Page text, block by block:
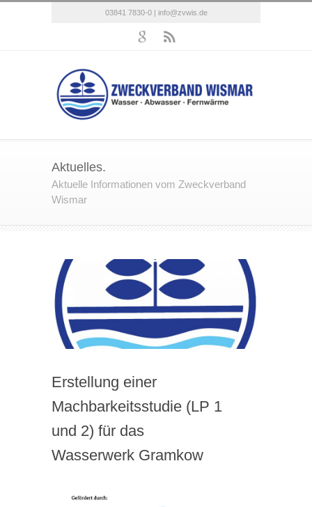
03841 7830-0 | info@zvwis.de
Aktuelles.
Aktuelle Informationen vom Zweckverband
Wismar
Erstellung einer
Machbarkeitsstudie (LP 1
und 2) für das
Wasserwerk Gramkow